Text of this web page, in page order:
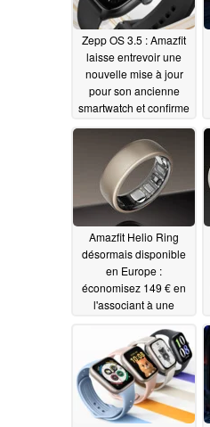
Zepp OS 3.5 : Amazfit
laisse entrevoir une
nouvelle mise à jour
pour son ancienne
smartwatch et confirme
mise à jour pour une
autre smartwatch
06/27/2024
Amazfit Helio Ring
désormais disponible
en Europe :
économisez 149 € en
l'associant à une